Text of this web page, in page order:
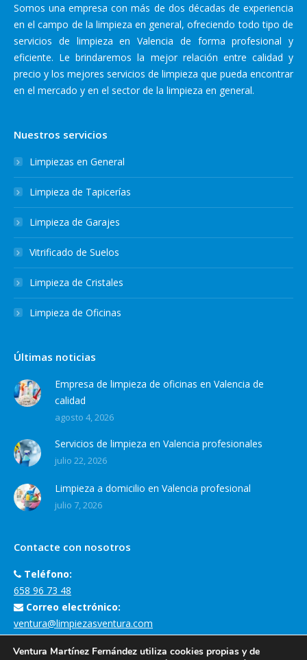
Somos una empresa con más de dos décadas de experiencia
en el campo de la limpieza en general, ofreciendo todo tipo de
servicios de limpieza en Valencia de forma profesional y
eficiente. Le brindaremos la mejor relación entre calidad y
precio y los mejores servicios de limpieza que pueda encontrar
en el mercado y en el sector de la limpieza en general.
Nuestros servicios
Limpiezas en General
Limpieza de Tapicerías
Limpieza de Garajes
Vitrificado de Suelos
Limpieza de Cristales
Limpieza de Oficinas
Últimas noticias
Empresa de limpieza de oficinas en Valencia de
calidad
agosto 4, 2026
Servicios de limpieza en Valencia profesionales
julio 22, 2026
Limpieza a domicilio en Valencia profesional
julio 7, 2026
Contacte con nosotros
Teléfono:
658 96 73 48
Correo electrónico:
ventura@limpiezasventura.com
Dirección de la empresa:
Carrer Margarita Salas, 3, 46930 Quart de Poblet, València
Ventura Martínez Fernández utiliza cookies propias y de